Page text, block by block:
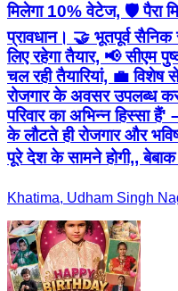
मिलेगा 10% वेटेज, 🛡️ पैरा
प्रावधान। 🤝 भूतपूर्व
लिए रहेगा तैयार, 📢 सीएम
चल रही तैयारियां, 💼 विशेष
रोजगार के अवसर उपलब्ध
परिवार का अभिन्न हिस्सा
के लौटते ही रोजगार और
पूरे देश के सामने होगी,,
Khatima, Udham Singh